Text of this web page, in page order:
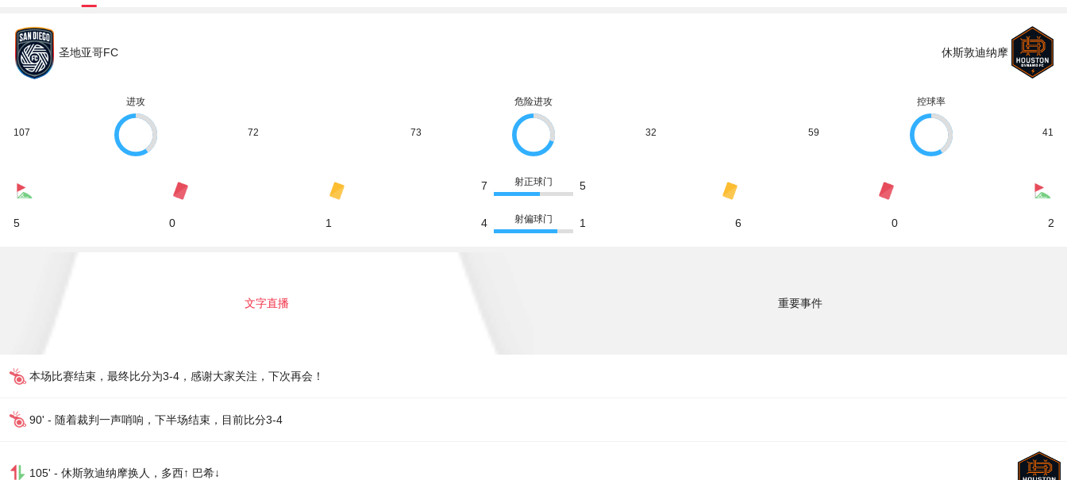
圣地亚哥FC 休斯敦迪纳摩
进攻
107 72
危险进攻
73 32
控球率
59 41
7 射正球门 5
5 0 1 4 射偏球门 1 6 0 2
文字直播 重要事件
本场比赛结束，最终比分为3-4，感谢大家关注，下次再会！
90' - 随着裁判一声哨响，下半场结束，目前比分3-4
105' - 休斯敦迪纳摩换人，多西↑ 巴希↓